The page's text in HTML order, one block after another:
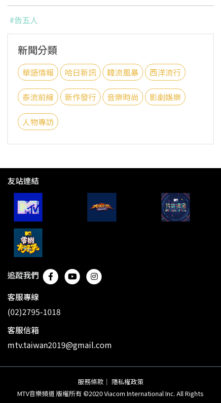
#告五人
新聞分類
華語情報 哈日新訊 韓流風暴 西洋流行
泰流前線 新作發行 音樂時尚 影劇娛樂
人物專訪
友站連結
追蹤我們
客服專線
(02)2795-1018
客服信箱
mtv.taiwan2019@gmail.com
服務條款 ｜ 隱私權政策
MTV音樂頻道 版權所有 ©2020 Viacom International Inc. All Rights